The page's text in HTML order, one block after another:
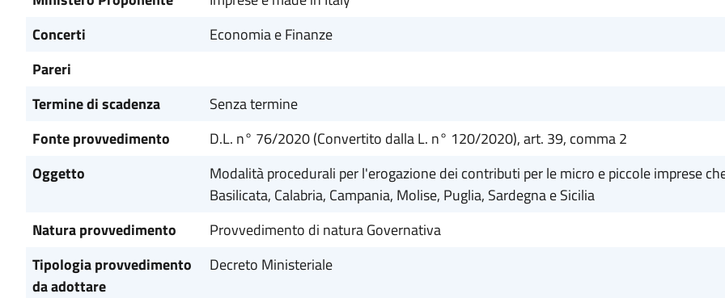
Concerti
Economia e Finanze
Pareri
Termine di scadenza
Senza termine
Fonte provvedimento
D.L. n° 76/2020 (Convertito dalla L. n° 120/2020), art. 39, comma 2
Oggetto
Modalità procedurali per l'erogazione dei contributi per le micro e piccole imprese
Basilicata, Calabria, Campania, Molise, Puglia, Sardegna e Sicilia
Natura provvedimento
Provvedimento di natura Governativa
Tipologia provvedimento
da adottare
Decreto Ministeriale